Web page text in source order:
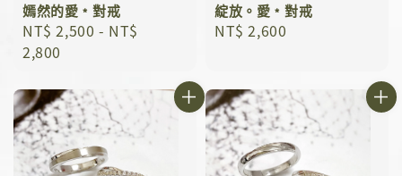
嫣然的愛﹡對戒
Regular
price
NT$ 2,500 - NT$
2,800
綻放。愛﹡對戒
Regular
NT$ 2,600